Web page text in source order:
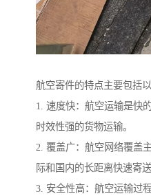
航空寄件的特点主要包括以
1. 速度快：航空运输是快
时效性强的货物运输。
2. 覆盖广：航空网络覆盖
际和国内的长距离快速寄送
3. 安全性高：航空运输过